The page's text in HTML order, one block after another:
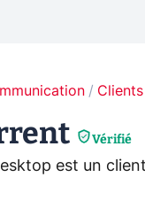
Vérifié
est un